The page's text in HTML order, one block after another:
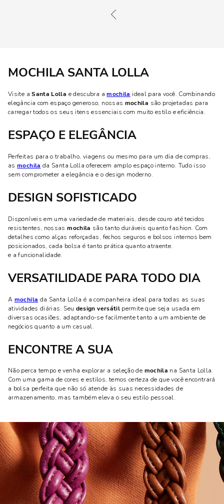
MOCHILA SANTA LOLLA
Visite aSanta Lolla e descubra amochila ideal para você. Combinando
elegância com espaço generoso, nossas mochila são projetadas para
carregar todos os seus itens essenciais com muito estilo e eficiência.
ESPAÇO E ELEGÂNCIA
Perfeitas para o trabalho, viagens ou mesmo para um dia de compras,
asmochila da Santa Lolla oferecem amplo espaço interno. Tudo isso
sem comprometer a elegância e o design moderno.
DESIGN SOFISTICADO
Disponíveis em uma variedade de materiais, desde couro até tecidos
resistentes, nossasmochila são tanto duráveis quanto fashion. Com
detalhes como alças reforçadas, fechos seguros e bolsos internos bem
posicionados, cada bolsa é tanto prática quanto atraente.
e a funcionalidade.
VERSATILIDADE PARA TODO DIA
A mochila da Santa Lolla é a companheira ideal para todas as suas
atividades diárias. Seu design versátil permite que seja usada em
diversas ocasiões, adaptando-se facilmente tanto a um ambiente de
negócios quanto a um casual.
ENCONTRE A SUA
Não perca tempo e venha explorar a seleção de mochila na Santa Lolla.
Com uma gama de cores e estilos, temos certeza de que você encontrará
a bolsa perfeita que não só atende às suas necessidades de
armazenamento, mas também eleva o seu estilo pessoal.